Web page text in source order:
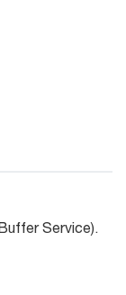
Service).